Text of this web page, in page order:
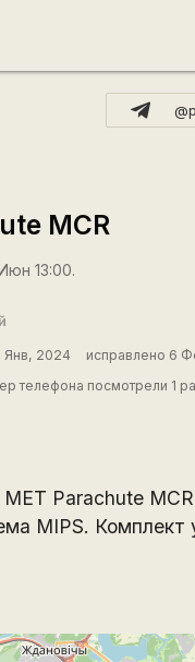
MCR
13:00.
Янв, 2024 исправлено 6
телефона посмотрели 1
Parachute
MIPS.